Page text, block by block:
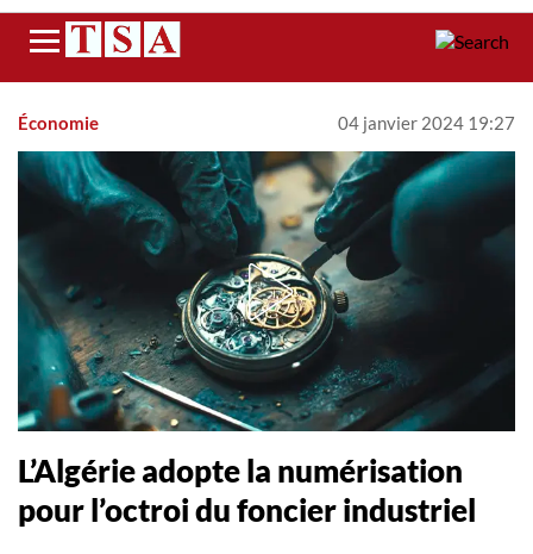
Menu
Économie 04 janvier 2024 19:27
L’Algérie adopte la numérisation
pour l’octroi du foncier industriel